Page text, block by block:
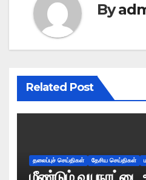
By
Related Post
தலைப்புச் செய்திகள் தேசிய செய்திகள்
மீண்டும் வயநாட்டை